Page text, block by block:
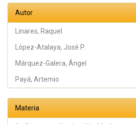
Autor
Linares, Raquel
López-Atalaya, José P.
Márquez-Galera, Ángel
Payá, Artemio
Materia